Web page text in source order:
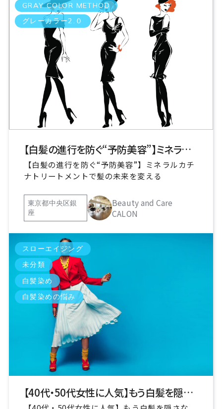
GRAY COLOR METHOD
グレーカラー2.０
【白髪の進行を防ぐ“予防美容”】ミネラルトリートメントで髪の未来を変える
【白髪の進行を防ぐ“予防美容”】ミネラルカチ
ナトリートメントで髪の未来を変える
東京都中央区銀
座
Beauty and Care
CALON
スローエイジング
未分類
白髪染め
白髪染めの悩み
【40代・50代女性に人気】もう白髪を隠さない。“魅せる白髪染め”〈グレーカラーメソッド〉とは？